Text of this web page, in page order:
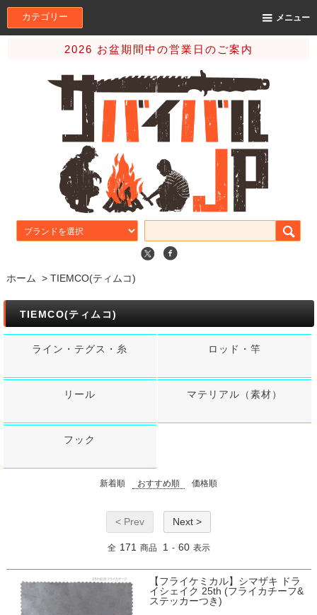
カテゴリー メニュー
2026 お盆期間中の営業日のご案内
ホーム > TIEMCO(ティムコ)
TIEMCO(ティムコ)
ライン・テグス・糸 ロッド・竿
リール マテリアル（素材）
フック
新着順 おすすめ順 価格順
< Prev Next >
全 171 商品 1 - 60 表示
【フライケミカル】シマザキ ドラ
イシェイク 25th (フライカチーフ&
ステッカーつき)